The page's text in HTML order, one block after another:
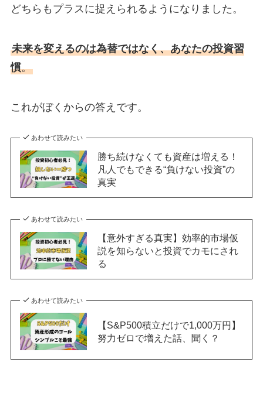
どちらもプラスに捉えられるようになりました。
未来を変えるのは為替ではなく、あなたの投資習
慣。
これがぼくからの答えです。
あわせて読みたい
勝ち続けなくても資産は増える！
凡人でもできる“負けない投資”の
真実
あわせて読みたい
【意外すぎる真実】効率的市場仮
説を知らないと投資でカモにされ
る
あわせて読みたい
【S&P500積立だけで1,000万円】
努力ゼロで増えた話、聞く？